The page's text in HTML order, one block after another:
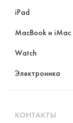
iPad
MacBook и iMac
Watch
Электроника
КОНТАКТЫ